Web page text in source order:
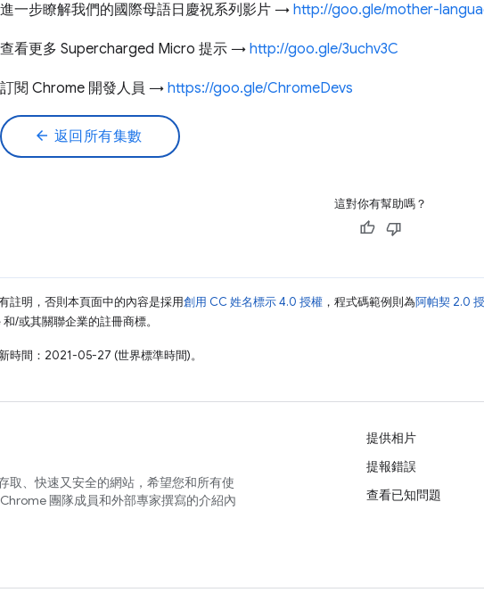
進一步瞭解我們的國際母語日慶祝系列影片 → http://goo.gle/mother-
查看更多 Supercharged Micro 提示 → http://goo.gle/3uchv3C
訂閱 Chrome 開發人員 → https://goo.gle/ChromeDevs
arrow_back 返回所有集數
這對你有幫助嗎？
註明，否則本頁面中的內容是採用創用 CC 姓名標示 4.0 授權 ，程式碼範例則為阿帕契 2.0
/或其關聯企業的註冊商標。
時間：2021-05-27 (世界標準時間)。
取、快速又安全的網站，希望您和所有使
團隊成員和外部專家撰寫的介紹內
提供相片
提報錯誤
查看已知問題